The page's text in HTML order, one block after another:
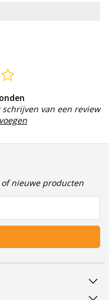
van een review
nieuwe producten